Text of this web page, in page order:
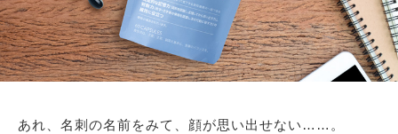
あれ、名刺の名前をみて、顔が思い出せない……。